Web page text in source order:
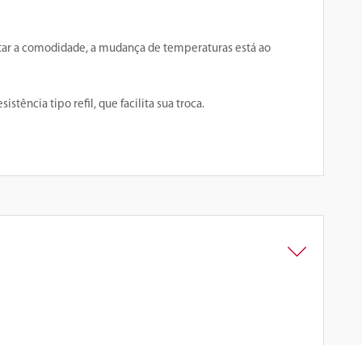
a comodidade, a mudança de temperaturas está ao
tipo refil, que facilita sua troca.